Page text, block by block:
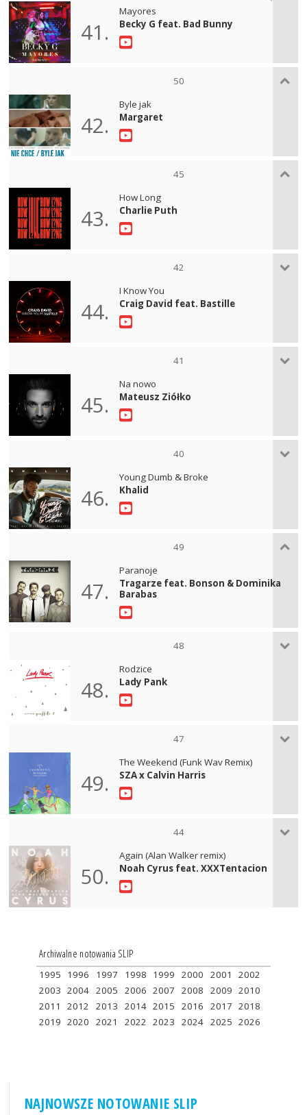
41.
Mayores
Becky G feat. Bad Bunny
50
42.
Byle jak
Margaret
45
43.
How Long
Charlie Puth
42
44.
I Know You
Craig David feat. Bastille
41
45.
Na nowo
Mateusz Ziółko
40
46.
Young Dumb & Broke
Khalid
49
47.
Paranoje
Tragarze feat. Bonson & Dominika
Barabas
48
48.
Rodzice
Lady Pank
47
49.
The Weekend (Funk Wav Remix)
SZA x Calvin Harris
44
50.
Again (Alan Walker remix)
Noah Cyrus feat. XXXTentacion
Archiwalne notowania SLIP
1995 1996 1997 1998 1999 2000 2001
2002
2003 2004 2005 2006 2007 2008 2009 2010
2011
2012 2013 2014 2015 2016 2017 2018
2019 2020 2021 2022 2023 2024 2025 2026
NAJNOWSZE NOTOWANIE SLIP